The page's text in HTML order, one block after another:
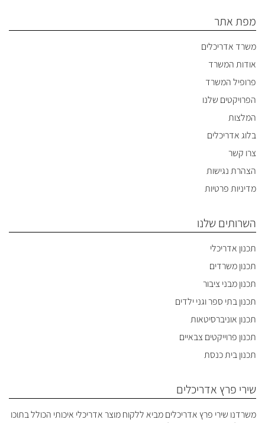
מפת אתר
משרד אדריכלים
אודות המשרד
פרופיל המשרד
הפרויקטים שלנו
המלצות
בלוג אדריכלים
צרו קשר
הצהרת נגישות
מדיניות פרטיות
השרותים שלנו
תכנון אדריכלי
תכנון משרדים
תכנון מבני ציבור
תכנון בתי ספר וגני ילדים
תכנון אוניברסיטאות
תכנון פרוייקטים צבאיים
תכנון בית כנסת
שירי פרץ אדריכלים
משרדנו שירי פרץ אדריכלים מביא ללקוח מוצר אדריכלי איכותי הכולל בתוכו